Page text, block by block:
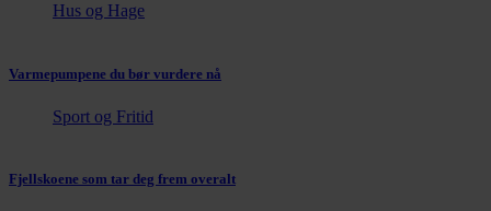
Hus og Hage
Varmepumpene du bør vurdere nå
Sport og Fritid
Fjellskoene som tar deg frem overalt